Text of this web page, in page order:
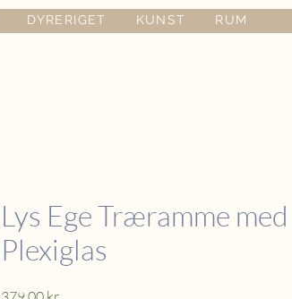
DYRERIGET KUNST RUM
Lys Ege Træramme med
Plexiglas